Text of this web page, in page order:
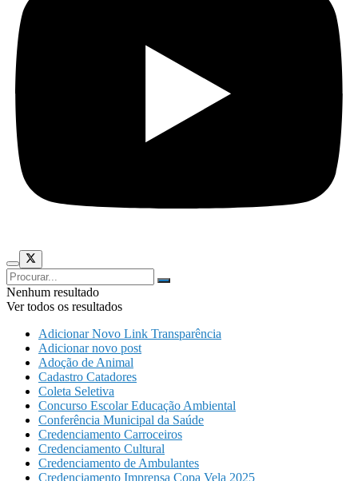
Nenhum resultado
Ver todos os resultados
Adicionar Novo Link Transparência
Adicionar novo post
Adoção de Animal
Cadastro Catadores
Coleta Seletiva
Concurso Escolar Educação Ambiental
Conferência Municipal da Saúde
Credenciamento Carroceiros
Credenciamento Cultural
Credenciamento de Ambulantes
Credenciamento Imprensa Copa Vela 2025